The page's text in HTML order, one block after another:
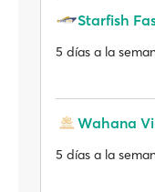
Starfish
5 días a la
Wahana
5 días a la